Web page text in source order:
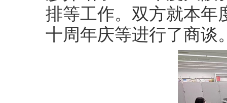
排等工作。双方就本年
十周年庆等进行了商谈